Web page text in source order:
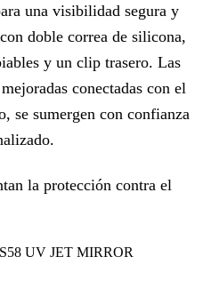
una visibilidad segura y
doble correa de silicona,
y un clip trasero. Las
conectadas con el
se sumergen con confianza
la protección contra el
UV JET MIRROR